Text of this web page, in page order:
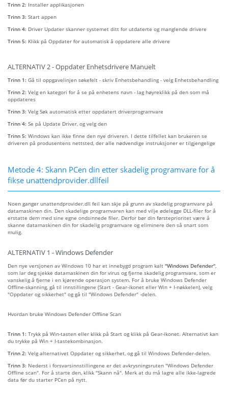
Trinn 2: Installer applikasjonen
Trinn 3: Start appen
Trinn 4: Driver Updater skanner systemet ditt for utdaterte og manglende drivere
Trinn 5: Klikk på Oppdater for automatisk å oppdatere alle drivere
ALTERNATIV 2 - Oppdater Enhetsdrivere Manuelt
Trinn 1: Gå til oppgavelinjen søkefelt - skriv Enhetsbehandling - velg Enhetsbehandling
Trinn 2: Velg en kategori for å se på enhetens navn - lag høyreklikk på den som må
oppdateres
Trinn 3: Velg Søk automatisk etter oppdatert driverprogramvare
Trinn 4: Se på Update Driver, og velg den
Trinn 5: Windows kan ikke finne den nye driveren. I dette tilfellet kan brukeren se
driveren på produsentens nettsted, der alle nødvendige instruksjoner er tilgjengelige
Metode 4: Skann PCen din etter skadelig programvare for å
fikse unattendprovider.dllfeil
Noen ganger unattendprovider.dll feil kan skje på grunn av skadelig programvare på
datamaskinen din. Den skadelige programvaren kan med vilje ødelegge DLL-filer for å
erstatte dem med sine egne ondsinnede filer. Derfor bør din førsteprioritet være å
skanne datamaskinen din for skadelig programvare og eliminere den så snart som
mulig.
ALTERNATIV 1 - Windows Defender
Den nye versjonen av Windows 10 har et innebygd program kalt "Windows Defender"
som lar deg sjekke datamaskinen din for virus og fjerne skadelig programvare, som er
vanskelig å fjerne i en kjørende operasjon system. For å bruke Windows Defender
Offline-skanning, gå til innstillingene (Start - Gear-ikonet eller Win + I-nøkkelen), velg
"Oppdater og sikkerhet" og gå til "Windows Defender" -delen.
Hvordan bruke Windows Defender Offline Scan
Trinn 1: Trykk på Win-tasten eller klikk på Start og klikk på Gear-ikonet. Alternativt kan
du trykke på Win + I-tastekombinasjon.
Trinn 2: Velg alternativet Oppdater og sikkerhet, og gå til Windows Defender-delen.
Trinn 3: Nederst i forsvarsinnstillingene er det avkrysningsruten "Windows Defender
Offline scan". For å starte den, klikk "Skann nå". Merk at du må lagre alle ikke-lagrede
data før du starter PCen på nytt.